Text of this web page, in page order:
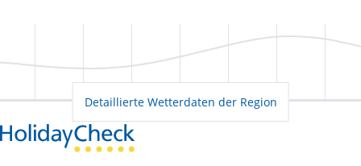
Detaillierte Wetterdaten der Region